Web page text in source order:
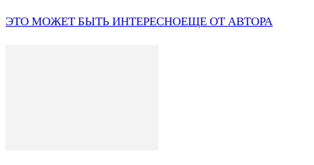
ЭТО МОЖЕТ БЫТЬ ИНТЕРЕСНОЕЩЕ ОТ АВТОРА